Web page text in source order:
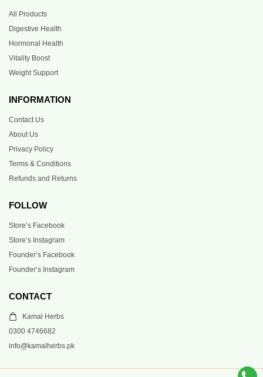
All Products
Digestive Health
Hormonal Health
Vitality Boost
Weight Support
INFORMATION
Contact Us
About Us
Privacy Policy
Terms & Conditions
Refunds and Returns
FOLLOW
Store’s Facebook
Store’s Instagram
Founder’s Facebook
Founder’s Instagram
CONTACT
Kamal Herbs
0300 4746682
info@kamalherbs.pk